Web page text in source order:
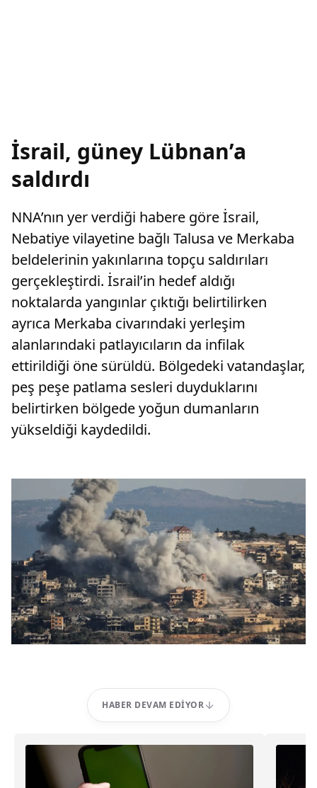
İsrail, güney Lübnan’a
saldırdı
NNA’nın yer verdiği habere göre İsrail,
Nebatiye vilayetine bağlı Talusa ve Merkaba
beldelerinin yakınlarına topçu saldırıları
gerçekleştirdi. İsrail’in hedef aldığı
noktalarda yangınlar çıktığı belirtilirken
ayrıca Merkaba civarındaki yerleşim
alanlarındaki patlayıcıların da infilak
ettirildiği öne sürüldü. Bölgedeki vatandaşlar,
peş peşe patlama sesleri duyduklarını
belirtirken bölgede yoğun dumanların
yükseldiği kaydedildi.
HABER DEVAM EDIYOR